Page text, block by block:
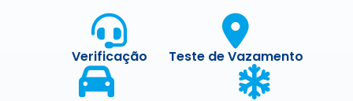
Verificação Teste de Vazamento